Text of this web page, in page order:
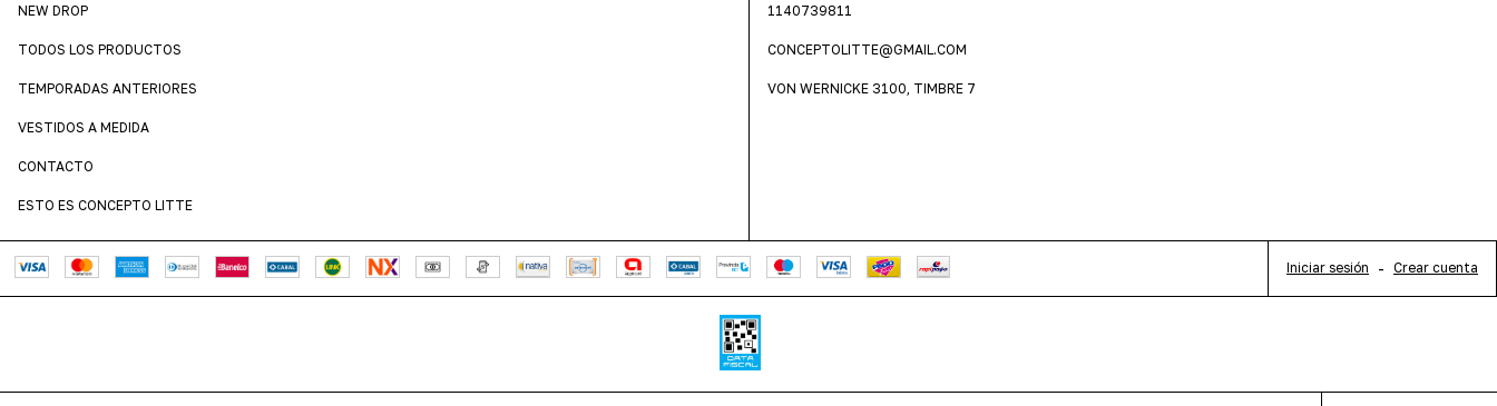
NEW DROP
TODOS LOS PRODUCTOS
TEMPORADAS ANTERIORES
VESTIDOS A MEDIDA
CONTACTO
ESTO ES CONCEPTO LITTE
1140739811
CONCEPTOLITTE@GMAIL.COM
VON WERNICKE 3100, TIMBRE 7
Iniciar sesión - Crear cuenta